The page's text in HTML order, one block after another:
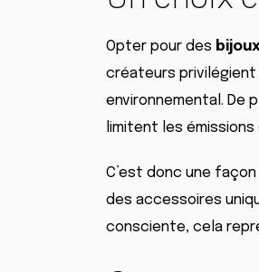
Opter pour des
créateurs privilégient
environnemental. De
limitent les
C’est donc une
des accessoires
consciente, cela